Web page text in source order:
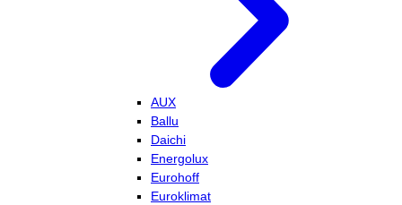
AUX
Ballu
Daichi
Energolux
Eurohoff
Euroklimat